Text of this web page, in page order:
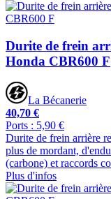
Durite de frein
Honda CBR600 F
La Bécanerie
40,70 €
Ports : 5,90 €
Durite de frein arrière
plus de mordant,
(carbone) et raccords
Plus d'infos